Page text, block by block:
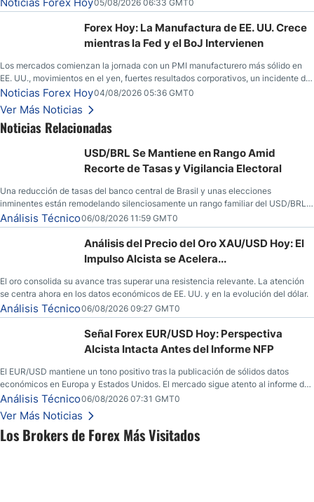
Los Brokers de Forex Más Visitados
esperanzas; el dólar estadounidense continúa intentando estabilizarse frente al
yen; el peso mexicano ve un repunte a medida que las tasas caen en EE. UU.
05/08/2026 06:33 GMT0
Forex Hoy: La Manufactura de EE. UU. Crece
mientras la Fed y el BoJ Intervienen
Los mercados comienzan la jornada con un PMI manufacturero más sólido en
EE. UU., movimientos en el yen, fuertes resultados corporativos, un incidente de
seguridad en Bitcoin y nuevas señales desde el mercado del petróleo.
Noticias Forex Hoy04/08/2026 05:36 GMT0
Ver Más Noticias
Noticias Relacionadas
USD/BRL Se Mantiene en Rango Amid
Recorte de Tasas y Vigilancia Electoral
Una reducción de tasas del banco central de Brasil y unas elecciones
inminentes están remodelando silenciosamente un rango familiar del USD/BRL.
Una reducción de tasas por parte del banco central de Brasil y unas elecciones
inminentes están remodelando silenciosamente un rango familiar del USD/BRL.
Esto es lo que los traders están observando a continuación.
Análisis Técnico06/08/2026 11:59 GMT0
Análisis del Precio del Oro XAU/USD Hoy: El
Impulso Alcista se Acelera...
El oro consolida su avance tras superar una resistencia relevante. La atención
se centra ahora en los datos económicos de EE. UU. y en la evolución del dólar.
Análisis Técnico06/08/2026 09:27 GMT0
Señal Forex EUR/USD Hoy: Perspectiva
Alcista Intacta Antes del Informe NFP
El EUR/USD mantiene un tono positivo tras la publicación de sólidos datos
económicos en Europa y Estados Unidos. El mercado sigue atento al informe de
empleo estadounidense y a la evolución del escenario geopolítico.
Análisis Técnico06/08/2026 07:31 GMT0
Ver Más Noticias